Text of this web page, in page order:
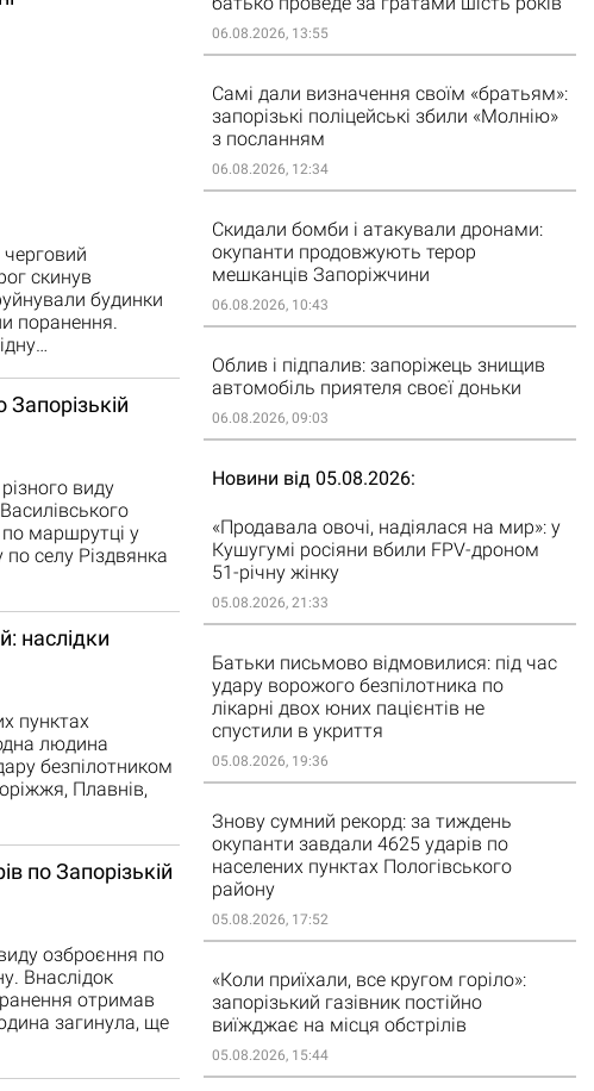
черговий
скинув
будинки
поранення.
виду
по маршрутці у
селу Різдвянка
наслідки
пунктах
людина
безпілотником
Плавнів,
по Запорізькій
озброєння по
Внаслідок
отримав
загинула, ще
06.08.2026, 13:55
Самі дали визначення своїм «братьям»:
запорізькі поліцейські збили «Молнію»
з посланням
06.08.2026, 12:34
Скидали бомби і атакували дронами:
окупанти продовжують терор
мешканців Запоріжчини
06.08.2026, 10:43
Облив і підпалив: запоріжець знищив
автомобіль приятеля своєї доньки
06.08.2026, 09:03
Новини від 05.08.2026
«Продавала овочі, надіялася на мир»: у
Кушугумі росіяни вбили FPV-дроном
51-річну жінку
05.08.2026, 21:33
Батьки письмово відмовилися: під час
удару ворожого безпілотника по
лікарні двох юних пацієнтів не
спустили в укриття
05.08.2026, 19:36
Знову сумний рекорд: за тиждень
окупанти завдали 4625 ударів по
населених пунктах Пологівського
району
05.08.2026, 17:52
«Коли приїхали, все кругом горіло»:
запорізький газівник постійно
виїжджає на місця обстрілів
05.08.2026, 15:44